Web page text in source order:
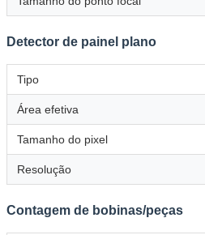
Detector de painel plano
Tipo
Área efetiva
Tamanho do pixel
Resolução
Contagem de bobinas/peças